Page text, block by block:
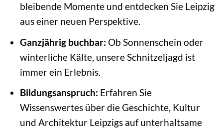
bleibende Momente und entdecken Sie Leipzig
aus einer neuen Perspektive.
Ganzjährig buchbar: Ob Sonnenschein oder
winterliche Kälte, unsere Schnitzeljagd ist
immer ein Erlebnis.
Bildungsanspruch: Erfahren Sie
Wissenswertes über die Geschichte, Kultur
und Architektur Leipzigs auf unterhaltsame